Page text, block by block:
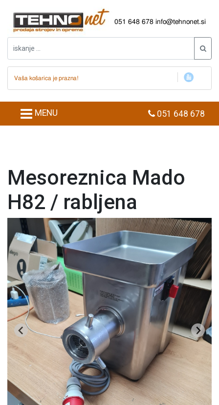
051 648 678 info@tehnonet.si
Vaša košarica je prazna!
MENU 051 648 678
Mesoreznica Mado
H82 / rabljena